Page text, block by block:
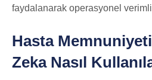
faydalanarak operasyonel
Hasta
Zeka Nasıl